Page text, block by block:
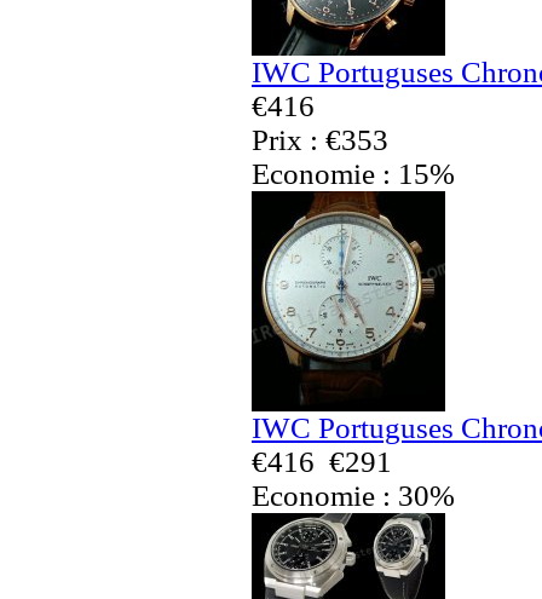
IWC Portuguses
€416
Prix : €353
Economie : 15%
IWC Portuguses
€416 €291
Economie : 30%